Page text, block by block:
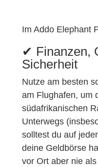
Im Addo Elephant
✔︎ Finanzen,
Sicherheit
Nutze am besten
am Flughafen, um
südafrikanischen
Unterwegs
solltest du auf
deine Geldbörse
vor Ort aber nie